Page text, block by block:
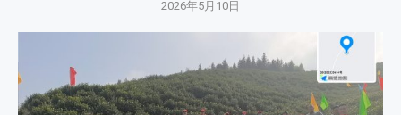
2026年5月10日